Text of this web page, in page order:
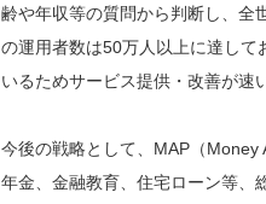
齢や年収等の質問から判断し、全
の運用者数は50万人以上に達し
いるためサービス提供・改善が速
今後の戦略として、MAP（
年金、金融教育、住宅ローン等、